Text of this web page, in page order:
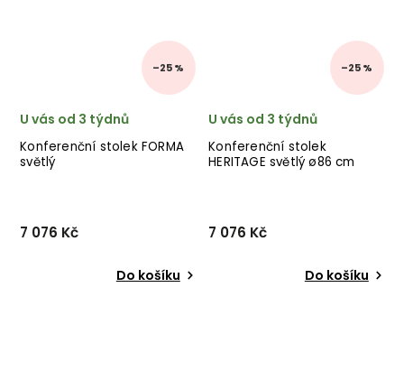
–25 %
Konferenční stolek FORMA
světlý
U vás od 3 týdnů
7 076 Kč
Do košíku
–25 %
Konferenční stolek
HERITAGE světlý ø86 cm
U vás od 3 týdnů
7 076 Kč
Do košíku